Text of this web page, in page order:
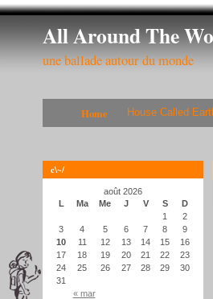
All Around The
une ballade autour du monde
Home House Called
c\~/
août 2026
L
Ma Me J V S D
« mar
1
2
3
4 5 6 7 8
9
10
11 12 13 14 15
16
17
18 19 20 21 22
23
24
25 26 27 28 29
30
31